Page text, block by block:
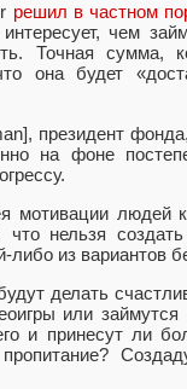
решил в частном
чем
Точная сумма,
она будет
президент
на фоне
мотивации людей
что нельзя
из вариантов
делать
или
и принесут ли